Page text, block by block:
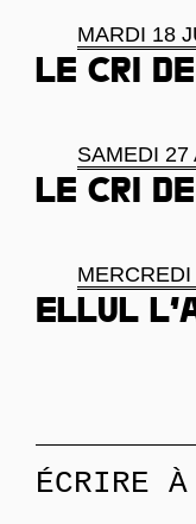
MARDI 18
Le cri
SAMEDI 27
Le cri
Ellul
ÉCRIRE